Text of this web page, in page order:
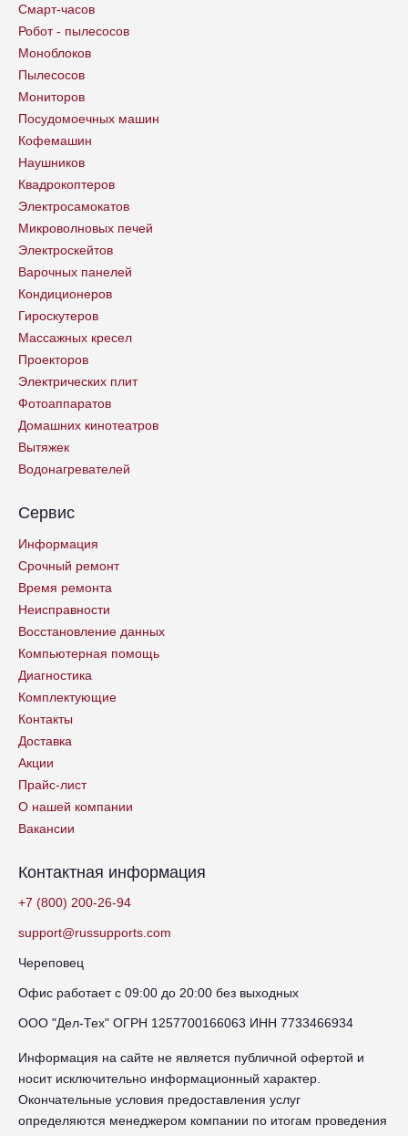
Смарт-часов
Робот - пылесосов
Моноблоков
Пылесосов
Мониторов
Посудомоечных машин
Кофемашин
Наушников
Квадрокоптеров
Электросамокатов
Микроволновых печей
Электроскейтов
Варочных панелей
Кондиционеров
Гироскутеров
Массажных кресел
Проекторов
Электрических плит
Фотоаппаратов
Домашних кинотеатров
Вытяжек
Водонагревателей
Сервис
Информация
Срочный ремонт
Время ремонта
Неисправности
Восстановление данных
Компьютерная помощь
Диагностика
Комплектующие
Контакты
Доставка
Акции
Прайс-лист
О нашей компании
Вакансии
Контактная информация
+7 (800) 200-26-94
support@russupports.com
Череповец
Офис работает с 09:00 до 20:00 без выходных
ООО "Дел-Тех" ОГРН 1257700166063 ИНН 7733466934
Информация на сайте не является публичной офертой и
носит исключительно информационный характер.
Окончательные условия предоставления услуг
определяются менеджером компании по итогам проведения